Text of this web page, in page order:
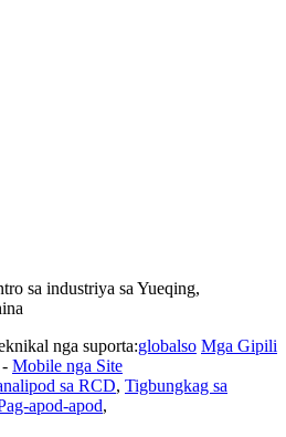
sa industriya sa Yueqing,
nga suporta:globalso Mga Gipili
- Mobile nga Site
sa RCD, Tigbungkag sa
apod-apod,